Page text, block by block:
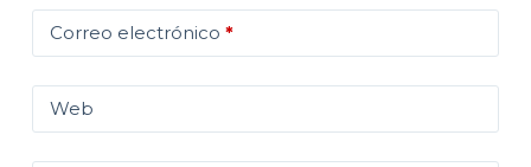
Correo electrónico *
Web